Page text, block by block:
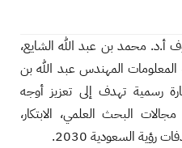
محمد بن عبد الله الشايع،
المعلومات المهندس عبد الله بن
رسمية تهدف إلى تعزيز أوجه
البحث العلمي، الابتكار،
السعودية 2030.